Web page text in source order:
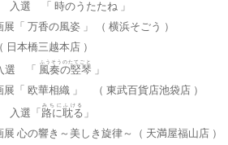
入選 「 時のうたたね 」
「 万香の風姿 」 （ 横浜そごう ）
日本橋三越本店 ）
選 「 風奏の竪琴
ふうそうのたてごと
」
展「 欧華相織 」 （ 東武百貨店池袋店 ）
入選「 路に耽る
みちにふける
」
心の響き～美しき旋律～（ 天満屋福山店 ）